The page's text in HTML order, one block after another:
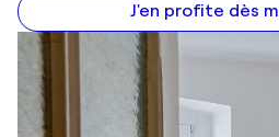
J'en profite dès